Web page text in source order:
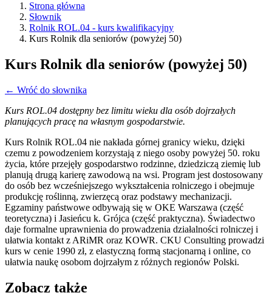
Strona główna
Słownik
Rolnik ROL.04 - kurs kwalifikacyjny
Kurs Rolnik dla seniorów (powyżej 50)
Kurs Rolnik dla seniorów (powyżej 50)
← Wróć do słownika
Kurs ROL.04 dostępny bez limitu wieku dla osób dojrzałych
planujących pracę na własnym gospodarstwie.
Kurs Rolnik ROL.04 nie nakłada górnej granicy wieku, dzięki
czemu z powodzeniem korzystają z niego osoby powyżej 50. roku
życia, które przejęły gospodarstwo rodzinne, dziedziczą ziemię lub
planują drugą karierę zawodową na wsi. Program jest dostosowany
do osób bez wcześniejszego wykształcenia rolniczego i obejmuje
produkcję roślinną, zwierzęcą oraz podstawy mechanizacji.
Egzaminy państwowe odbywają się w OKE Warszawa (część
teoretyczna) i Jasieńcu k. Grójca (część praktyczna). Świadectwo
daje formalne uprawnienia do prowadzenia działalności rolniczej i
ułatwia kontakt z ARiMR oraz KOWR. CKU Consulting prowadzi
kurs w cenie 1990 zł, z elastyczną formą stacjonarną i online, co
ułatwia naukę osobom dojrzałym z różnych regionów Polski.
Zobacz także